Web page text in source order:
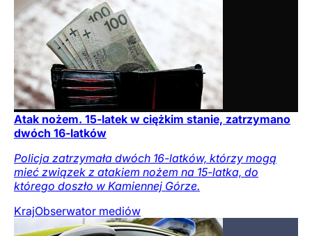
Atak nożem. 15-latek w ciężkim stanie, zatrzymano
dwóch 16-latków
Policja zatrzymała dwóch 16-latków, którzy mogą
mieć związek z atakiem nożem na 15-latka, do
którego doszło w Kamiennej Górze.
KrajObserwator mediów